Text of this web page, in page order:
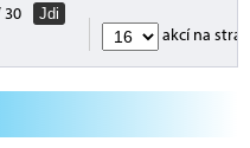
30
Jdi
akcí na